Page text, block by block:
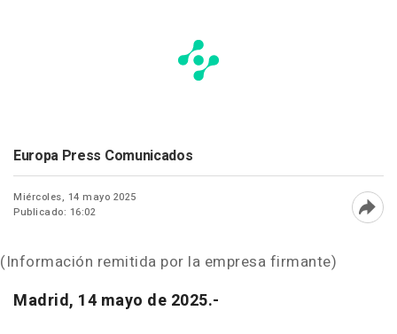
Europa Press Comunicados
Miércoles, 14 mayo 2025
Publicado: 16:02
(Información remitida por la empresa firmante)
Madrid, 14 mayo de 2025.-